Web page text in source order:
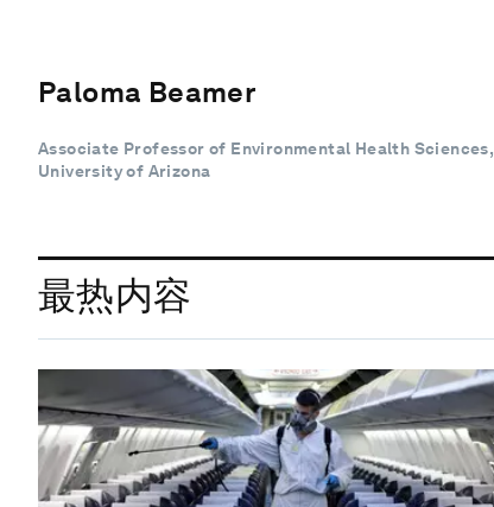
Paloma Beamer
Associate Professor of Environmental Health Sciences,
University of Arizona
最热内容